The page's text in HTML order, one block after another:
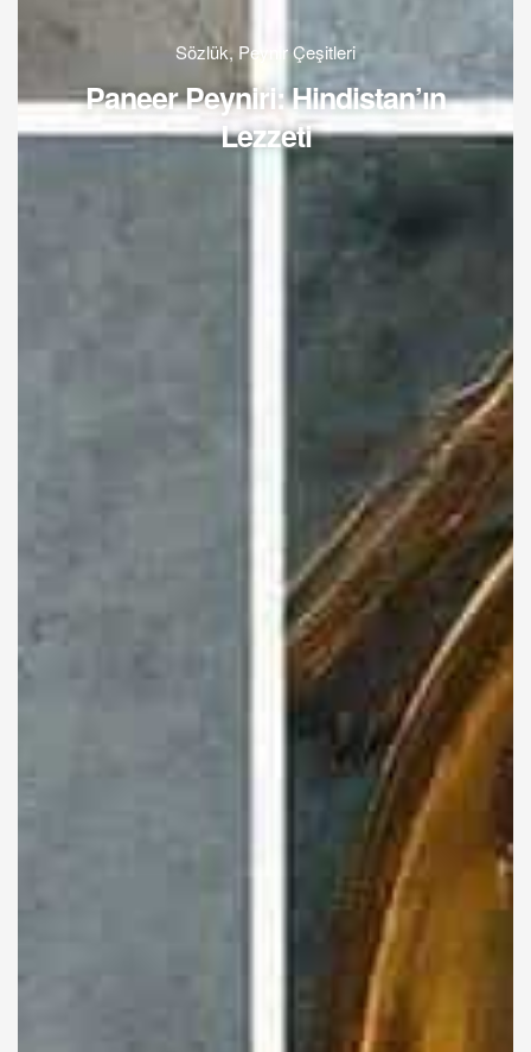
Sözlük, Peynir Çeşitleri
Paneer Peyniri: Hindistan’ın
Lezzeti